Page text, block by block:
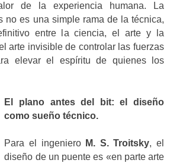
de la experiencia humana. La
no es una simple rama de la técnica,
entre la ciencia, el arte y la
arte invisible de controlar las fuerzas
elevar el espíritu de quienes los
El plano antes del bit: el diseño
como sueño técnico.
Para el ingeniero M. S. Troitsky, el
diseño de un puente es «en parte arte